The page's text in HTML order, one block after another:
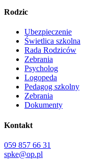
Rodzic
Ubezpieczenie
Świetlica szkolna
Rada Rodziców
Zebrania
Psycholog
Logopeda
Pedagog szkolny
Zebrania
Dokumenty
Kontakt
059 857 66 31
spke@op.pl